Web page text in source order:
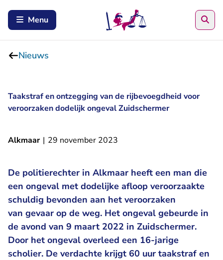
Menu
Nieuws
Taakstraf en ontzegging van de rijbevoegdheid voor
veroorzaken dodelijk ongeval Zuidschermer
Alkmaar | 29 november 2023
De politierechter in Alkmaar heeft een man die
een ongeval met dodelijke afloop veroorzaakte
schuldig bevonden aan het veroorzaken
van gevaar op de weg. Het ongeval gebeurde in
de avond van 9 maart 2022 in Zuidschermer.
Door het ongeval overleed een 16-jarige
scholier. De verdachte krijgt 60 uur taakstraf en